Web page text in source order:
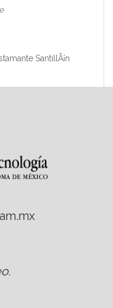
SantillÃ¡n
.